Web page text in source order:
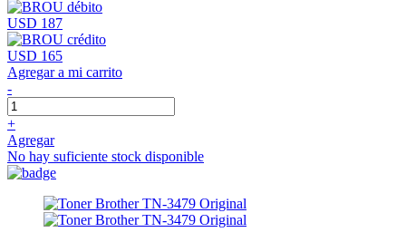
USD 187
USD 165
Agregar a mi carrito
-
+
Agregar
No hay suficiente stock disponible